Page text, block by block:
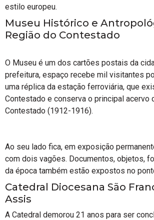
estilo europeu.
Museu Histórico e
Região do Contestado
O Museu é um dos cartões postais da
prefeitura, espaço recebe mil visitantes
uma réplica da estação ferroviária, que
Contestado e conserva o principal acervo
Contestado (1912-1916).
Ao seu lado fica, em exposição
com dois vagões. Documentos, objetos,
da época também estão expostos no
Catedral Diocesana São
Assis
A Catedral demorou 21 anos para ser